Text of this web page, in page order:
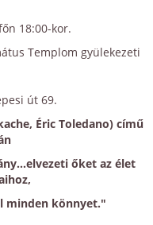
18:00-kor.
Templom gyülekezeti
út 69.
Éric Toledano) című
őket az élet
minden könnyet."